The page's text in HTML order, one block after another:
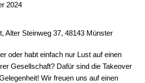
2024
Alter Steinweg 37, 48143 Münster
oder habt einfach nur Lust auf einen
Gesellschaft? Dafür sind die Takeover
Wir freuen uns auf einen